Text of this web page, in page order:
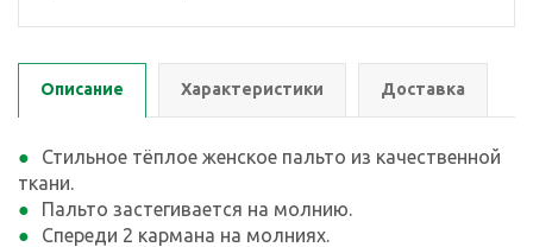
Описание Характеристики Доставка
Стильное тёплое женское пальто из качественной
ткани.
Пальто застегивается на молнию.
Спереди 2 кармана на молниях.